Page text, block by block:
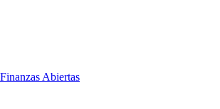
Abiertas